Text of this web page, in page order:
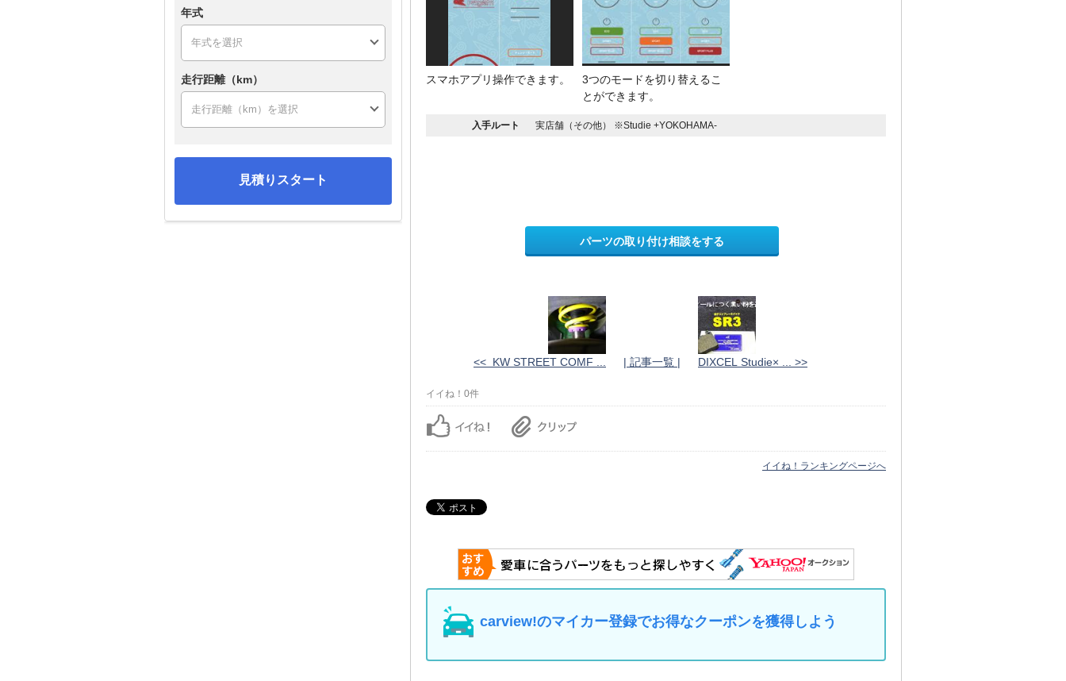
スマホアプリ操作できます。
3つのモードを切り替えるこ
とができます。
入手ルート 実店舗（その他） ※Studie +YOKOHAMA-
パーツの取り付け相談をする
<< KW STREET COMF ... | 記事一覧 | DIXCEL Studie× ... >>
イイね！0件
イイね！ランキングページへ
carview!のマイカー登録でお得なクーポンを獲得しよう
年式
走行距離（km）
見積りスタート